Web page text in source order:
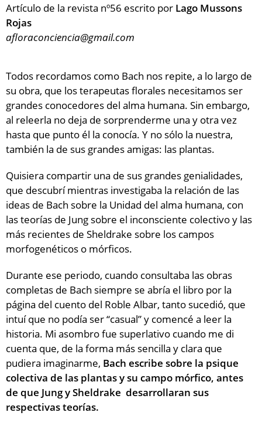
Artículo de la revista nº56 escrito por Lago Mussons
Rojas
afloraconciencia@gmail.com
Todos recordamos como Bach nos repite, a lo largo de
su obra, que los terapeutas florales necesitamos ser
grandes conocedores del alma humana. Sin embargo,
al releerla no deja de sorprenderme una y otra vez
hasta que punto él la conocía. Y no sólo la nuestra,
también la de sus grandes amigas: las plantas.
Quisiera compartir una de sus grandes genialidades,
que descubrí mientras investigaba la relación de las
ideas de Bach sobre la Unidad del alma humana, con
las teorías de Jung sobre el inconsciente colectivo y las
más recientes de Sheldrake sobre los campos
morfogenéticos o mórficos.
Durante ese periodo, cuando consultaba las obras
completas de Bach siempre se abría el libro por la
página del cuento del Roble Albar, tanto sucedió, que
intuí que no podía ser “casual” y comencé a leer la
historia. Mi asombro fue superlativo cuando me di
cuenta que, de la forma más sencilla y clara que
pudiera imaginarme, Bach escribe sobre la psique
colectiva de las plantas y su campo mórfico, antes
de que Jung y Sheldrake desarrollaran sus
respectivas teorías.